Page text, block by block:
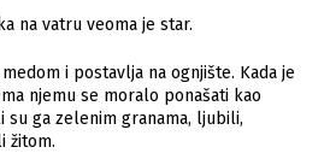
na vatru veoma je star.
i postavlja na ognjište. Kada je
njemu se moralo ponašati kao
su ga zelenim granama, ljubili,
žitom.